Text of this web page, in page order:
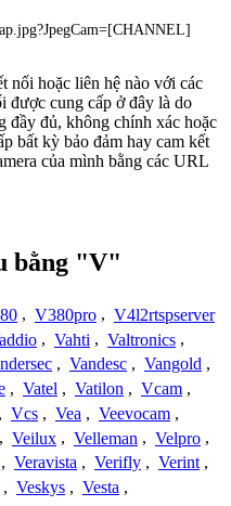
nối hoặc liên hệ nào với các
được cung cấp ở đây là do
đầy đủ, không chính xác hoặc
bất kỳ bảo đảm hay cam kết
của mình bằng các URL
bằng "V"
, V380pro , V4l2rtspserver
, Vahti , Valtronics ,
, Vandesc , Vangold ,
, Vatel , Vatilon , Vcam ,
, Vcs , Vea , Veevocam ,
, Veilux , Velleman , Velpro ,
, Veravista , Verifly , Verint ,
, Veskys , Vesta ,